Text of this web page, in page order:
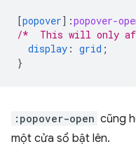
[popover] :popover-
/*  This will only
display : grid ;
}
:popover-open cũng
một cửa sổ bật lên.